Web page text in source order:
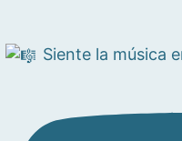
Siente la música